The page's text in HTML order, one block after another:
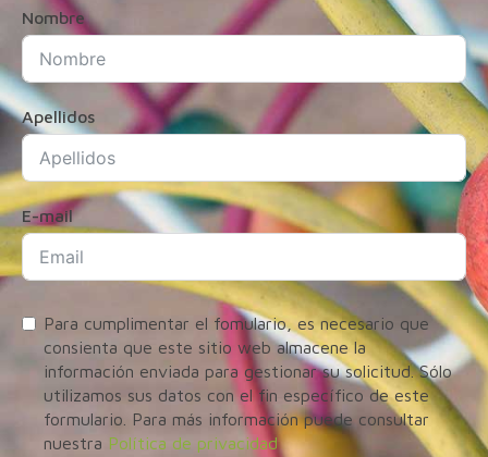
Nombre
Apellidos
E-mail
Para cumplimentar el fomulario, es necesario que
consienta que este sitio web almacene la
información enviada para gestionar su solicitud. Sólo
utilizamos sus datos con el fin específico de este
formulario. Para más información puede consultar
nuestra Política de privacidad